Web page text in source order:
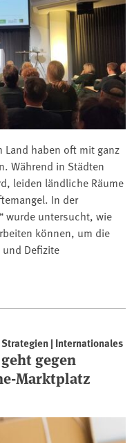
Land haben oft mit ganz
Während in Städten
leiden ländliche Räume
In der
wurde untersucht, wie
können, um die
und Defizite
| Internationales
gegen
Marktplatz